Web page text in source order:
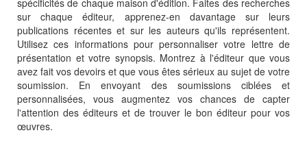
sur chaque éditeur, apprenez-en davantage sur leurs
publications récentes et sur les auteurs qu'ils représentent.
Utilisez ces informations pour personnaliser votre lettre de
présentation et votre synopsis. Montrez à l'éditeur que vous
avez fait vos devoirs et que vous êtes sérieux au sujet de votre
soumission. En envoyant des soumissions ciblées et
personnalisées, vous augmentez vos chances de capter
l'attention des éditeurs et de trouver le bon éditeur pour vos
œuvres.